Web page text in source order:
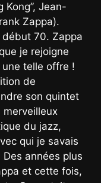
Kong”, Jean-
Zappa).
début 70. Zappa
je rejoigne
telle offre !
de
son quintet
merveilleux
du jazz,
qui je savais
Des années plus
et cette fois,